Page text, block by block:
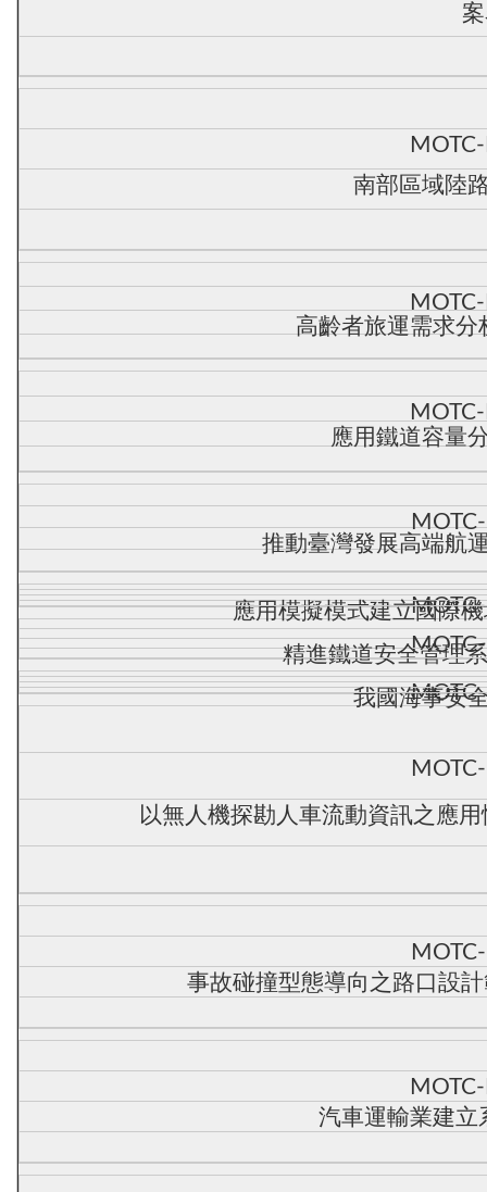
南部區域陸
高齡者旅運需求
應用鐵道容量
推動臺灣發展高端航
應用模擬模式建立國際
精進鐵道安全管理
我國海事安
以無人機探勘人車流動資訊之應
事故碰撞型態導向之路口設
汽車運輸業建立